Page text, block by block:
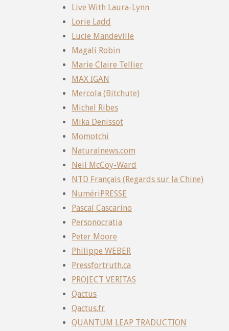
Live With Laura-Lynn
Lorie Ladd
Lucie Mandeville
Magali Robin
Marie Claire Tellier
MAX IGAN
Mercola (Bitchute)
Michel Ribes
Mika Denissot
Momotchi
Naturalnews.com
Neil McCoy-Ward
NTD Français (Regards sur la Chine)
NumériPRESSE
Pascal Cascarino
Personocratia
Peter Moore
Philippe WEBER
Pressfortruth.ca
PROJECT VERITAS
Qactus
Qactus.fr
QUANTUM LEAP TRADUCTION